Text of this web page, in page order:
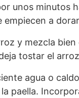
unos minutos
empiecen a
y mezcla bien
tostar el
agua o
paella.